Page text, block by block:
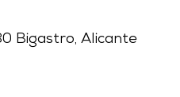
Bigastro, Alicante